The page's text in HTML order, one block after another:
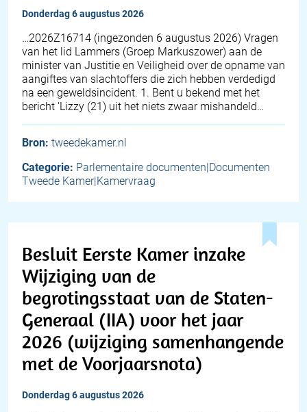
donderdag 6 augustus 2026
… 2026Z16714 (ingezonden 6 augustus 2026) Vragen
van het lid Lammers (Groep Markuszower) aan de
minister van Justitie en Veiligheid over de opname van
aangiftes van slachtoffers die zich hebben verdedigd
na een geweldsincident. 1. Bent u bekend met het
bericht 'Lizzy (21) uit het niets zwaar mishandeld…
Bron: tweedekamer.nl
Categorie: Parlementaire documenten|Documenten
Tweede Kamer|Kamervraag
Besluit Eerste Kamer inzake
Wijziging van de
begrotingsstaat van de Staten-
Generaal (IIA) voor het jaar
2026 (wijziging samenhangende
met de Voorjaarsnota)
donderdag 6 augustus 2026